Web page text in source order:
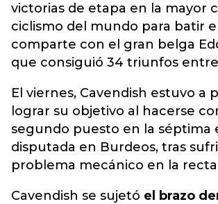
victorias de etapa en la mayor
ciclismo del mundo para batir
comparte con el gran belga
que consiguió 34 triunfos entre
El viernes, Cavendish estuvo a
lograr su objetivo al hacerse
segundo puesto en la séptima
disputada en Burdeos, tras
problema mecánico en la
Cavendish se sujetó el brazo